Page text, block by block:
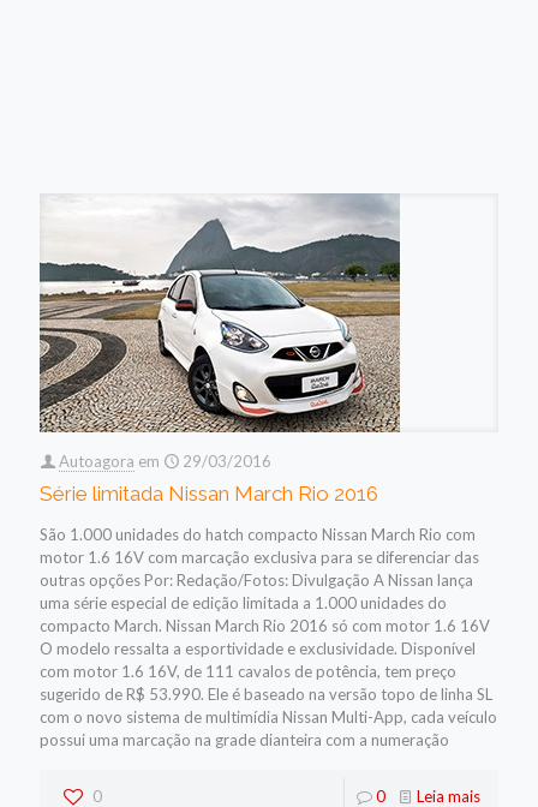
Autoagora em 29/03/2016
Série limitada Nissan March Rio 2016
São 1.000 unidades do hatch compacto Nissan March Rio com
motor 1.6 16V com marcação exclusiva para se diferenciar das
outras opções Por: Redação/Fotos: Divulgação A Nissan lança
uma série especial de edição limitada a 1.000 unidades do
compacto March. Nissan March Rio 2016 só com motor 1.6 16V
O modelo ressalta a esportividade e exclusividade. Disponível
com motor 1.6 16V, de 111 cavalos de potência, tem preço
sugerido de R$ 53.990. Ele é baseado na versão topo de linha SL
com o novo sistema de multimídia Nissan Multi-App, cada veículo
possui uma marcação na grade dianteira com a numeração
0 0 Leia mais